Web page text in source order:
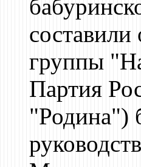
группы
Партия
"Родина")